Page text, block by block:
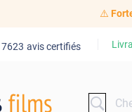
⚠️
avis certifiés